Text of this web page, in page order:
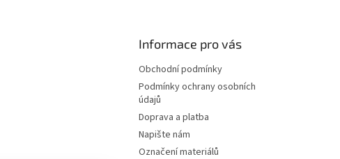
Informace pro vás
Obchodní podmínky
Podmínky ochrany osobních
údajů
Doprava a platba
Napište nám
Označení materiálů